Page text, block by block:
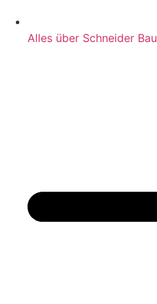
Alles über Schneider Bau